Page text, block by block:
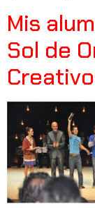
Mis
Sol de